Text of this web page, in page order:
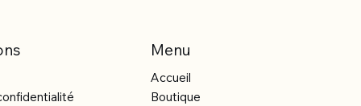
Menu
Accueil
Boutique